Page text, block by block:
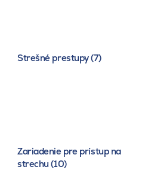
Strešné prestupy (7)
Zariadenie pre prístup na
strechu (10)